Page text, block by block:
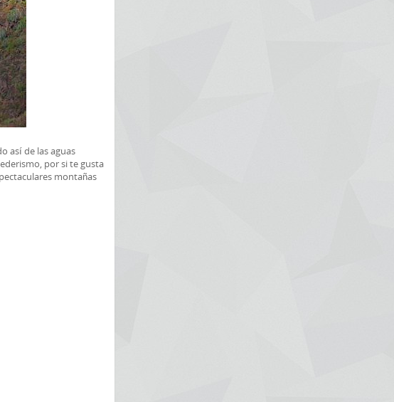
así de las aguas
por si te gusta
montañas